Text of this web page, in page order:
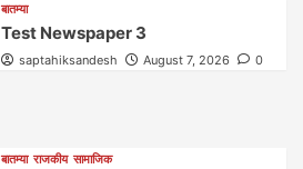
बातम्या
Test Newspaper 3
saptahiksandesh August 7, 2026 0
बातम्या राजकीय सामाजिक